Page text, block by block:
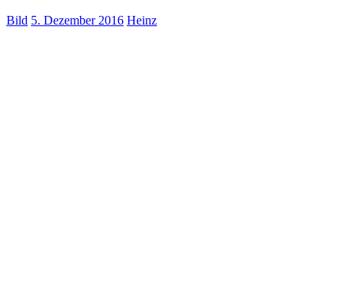
Bild 5. Dezember 2016 Heinz